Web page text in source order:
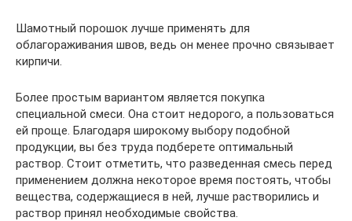
Шамотный порошок лучше применять для
облагораживания швов, ведь он менее прочно связывает
кирпичи.
Более простым вариантом является покупка
специальной смеси. Она стоит недорого, а пользоваться
ей проще. Благодаря широкому выбору подобной
продукции, вы без труда подберете оптимальный
раствор. Стоит отметить, что разведенная смесь перед
применением должна некоторое время постоять, чтобы
вещества, содержащиеся в ней, лучше растворились и
раствор принял необходимые свойства.